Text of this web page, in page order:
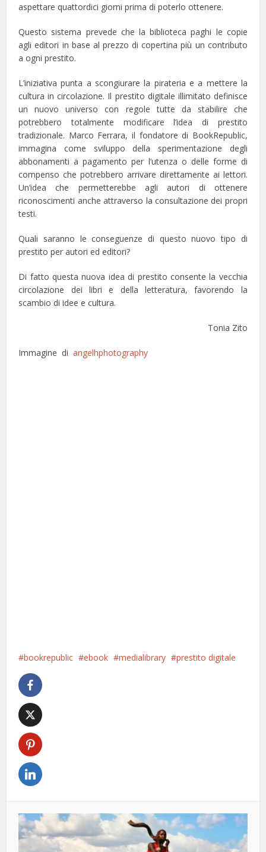
aspettare quattordici giorni prima di poterlo ottenere.
Questo sistema prevede che la biblioteca paghi le copie
agli editori in base al prezzo di copertina più un contributo
a ogni prestito.
L’iniziativa punta a scongiurare la pirateria e a mettere la
cultura in circolazione. Il prestito digitale illimitato definisce
un nuovo universo con regole tutte da stabilire che
potrebbero totalmente modificare l’idea di prestito
tradizionale. Marco Ferrara, il fondatore di BookRepublic,
immagina come sviluppo della sperimentazione degli
abbonamenti a pagamento per l’utenza o delle forme di
compenso che potrebbero arrivare direttamente ai lettori.
Un’idea che permetterebbe agli autori di ottenere
riconoscimenti anche attraverso la consultazione dei propri
testi.
Quali saranno le conseguenze di questo nuovo tipo di
prestito per autori ed editori?
Di fatto questa nuova idea di prestito consente la vecchia
circolazione dei libri e della letteratura, favorendo la
scambio di idee e cultura.
Tonia Zito
Immagine diangelhphotography
bookrepublic ebook medialibrary prestito digitale